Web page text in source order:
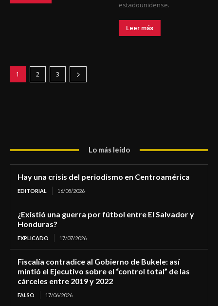
estadounidense.
Leer más
1 2 3
Lo más leído
Hay una crisis del periodismo en Centroamérica
EDITORIAL 16/05/2026
¿Existió una guerra por fútbol entre El Salvador y
Honduras?
EXPLICADO 17/07/2026
Fiscalía contradice al Gobierno de Bukele: así
mintió el Ejecutivo sobre el “control total” de las
cárceles entre 2019 y 2022
FALSO 17/06/2026